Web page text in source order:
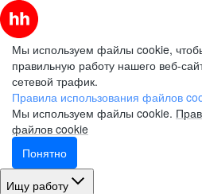
Мы используем файлы cookie,
правильную работу нашего веб-
сетевой трафик.
Правила использования файлов
Мы используем файлы cookie.
файлов cookie
Понятно
Ищу работу